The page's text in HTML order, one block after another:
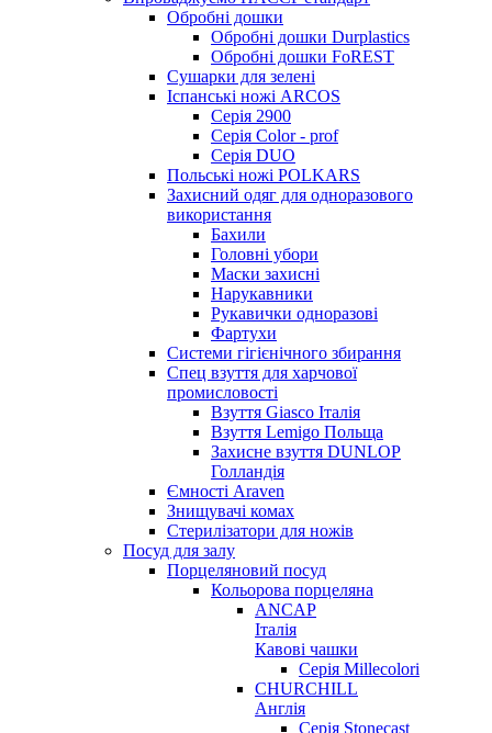
Обробні дошки
Обробні дошки Durplastics
Обробні дошки FoREST
Сушарки для зелені
Іспанські ножі ARCOS
Серія 2900
Серія Color - prof
Серія DUO
Польські ножі POLKARS
Захисний одяг для одноразового
використання
Бахили
Головні убори
Маски захисні
Нарукавники
Рукавички одноразові
Фартухи
Системи гігієнічного збирання
Спец взуття для харчової
промисловості
Взуття Giasco Італія
Взуття Lemigo Польща
Захисне взуття DUNLOP
Голландія
Ємності Araven
Знищувачі комах
Стерилізатори для ножів
Посуд для залу
Порцеляновий посуд
Кольорова порцеляна
ANCAP
Італія
Кавові чашки
Серія Millecolori
CHURCHILL
Англія
Серія Stonecast